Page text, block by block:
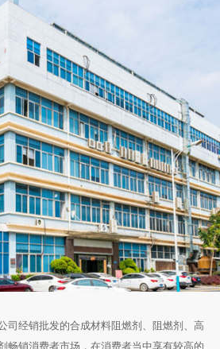
司经销批发的合成材料阻燃剂、阻燃剂、高
畅销消费者市场，在消费者当中享有较高的